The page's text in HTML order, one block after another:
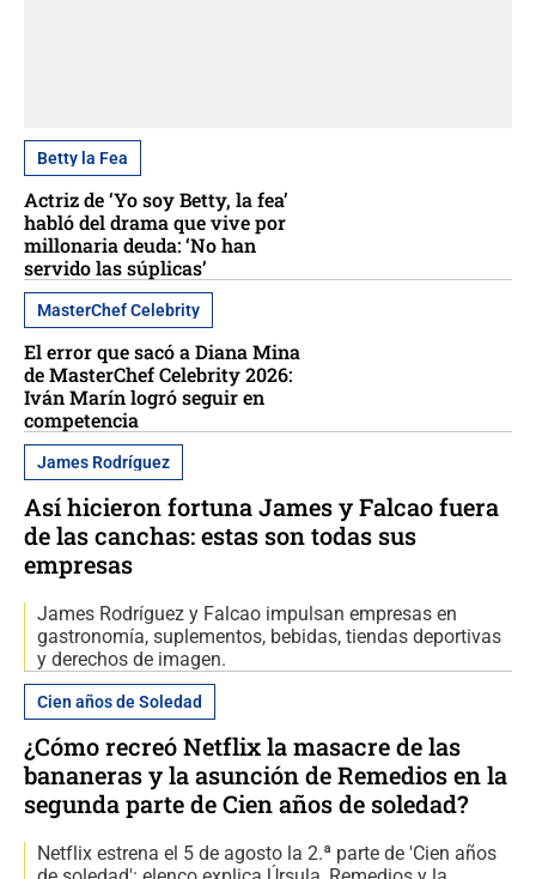
Betty la Fea
Actriz de ‘Yo soy Betty, la fea’
habló del drama que vive por
millonaria deuda: ‘No han
servido las súplicas’
MasterChef Celebrity
El error que sacó a Diana Mina
de MasterChef Celebrity 2026:
Iván Marín logró seguir en
competencia
James Rodríguez
Así hicieron fortuna James y Falcao fuera
de las canchas: estas son todas sus
empresas
James Rodríguez y Falcao impulsan empresas en
gastronomía, suplementos, bebidas, tiendas deportivas
y derechos de imagen.
Cien años de Soledad
¿Cómo recreó Netflix la masacre de las
bananeras y la asunción de Remedios en la
segunda parte de Cien años de soledad?
Netflix estrena el 5 de agosto la 2.ª parte de 'Cien años